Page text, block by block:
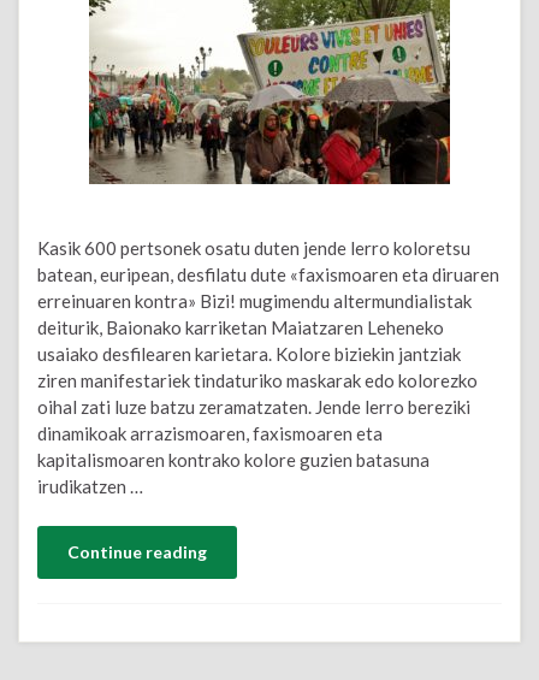
Kasik 600 pertsonek osatu duten jende lerro koloretsu
batean, euripean, desfilatu dute «faxismoaren eta diruaren
erreinuaren kontra» Bizi! mugimendu altermundialistak
deiturik, Baionako karriketan Maiatzaren Leheneko
usaiako desfilearen karietara. Kolore biziekin jantziak
ziren manifestariek tindaturiko maskarak edo kolorezko
oihal zati luze batzu zeramatzaten. Jende lerro bereziki
dinamikoak arrazismoaren, faxismoaren eta
kapitalismoaren kontrako kolore guzien batasuna
irudikatzen …
Continue reading